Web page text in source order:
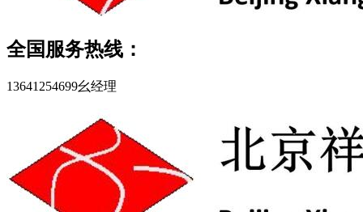
全国服务热线：
13641254699幺经理